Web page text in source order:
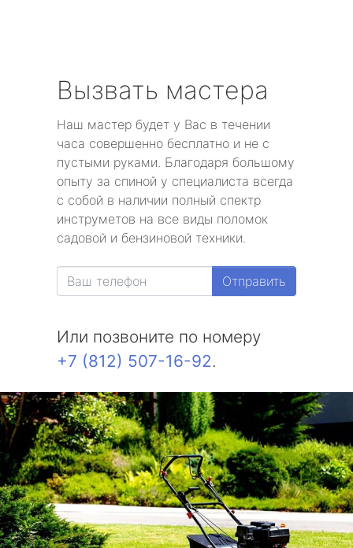
Песочный
Левашово
Лисий Нос
Александровская
Молодежное
Комарово
Усть-Ижора
Саперный
Петро-Славянка
Вызвать мастера
Наш мастер будет у Вас в течении
часа совершенно бесплатно и не с
пустыми руками. Благодаря большому
опыту за спиной у специалиста всегда
с собой в наличии полный спектр
инструметов на все виды поломок
садовой и бензиновой техники.
Отправить
Или позвоните по номеру
+7 (812) 507-16-92.